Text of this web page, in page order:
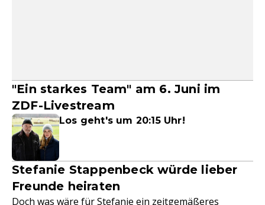
"Ein starkes Team" am 6. Juni im
ZDF-Livestream
Los geht's um 20:15 Uhr!
Stefanie Stappenbeck würde lieber
Freunde heiraten
Doch was wäre für Stefanie ein zeitgemäßeres